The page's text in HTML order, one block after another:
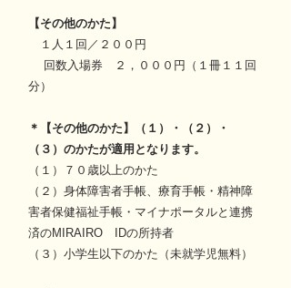
【その他のかた】
１人１回／２００円
回数入場券 ２，０００円（１冊１１回
分）
＊【その他のかた】（１）・（２）・
（３）のかたが適用となります。
（１）７０歳以上のかた
（２）身体障害者手帳、療育手帳・精神障
害者保健福祉手帳・マイナポータルと連携
済のMIRAIRO IDの所持者
（３）小学生以下のかた（未就学児無料）